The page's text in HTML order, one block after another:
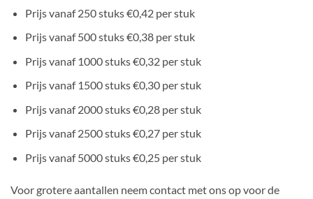
Prijs vanaf 250 stuks €0,42 per stuk
Prijs vanaf 500 stuks €0,38 per stuk
Prijs vanaf 1000 stuks €0,32 per stuk
Prijs vanaf 1500 stuks €0,30 per stuk
Prijs vanaf 2000 stuks €0,28 per stuk
Prijs vanaf 2500 stuks €0,27 per stuk
Prijs vanaf 5000 stuks €0,25 per stuk
Voor grotere aantallen neem contact met ons op voor de